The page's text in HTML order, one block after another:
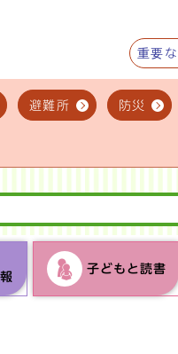
重要
避難所 防災
子どもと読書